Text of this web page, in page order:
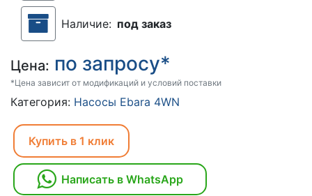
Наличие: под заказ
Цена: по запросу*
*Цена зависит от модификаций и условий поставки
Категория: Насосы Ebara 4WN
Купить в 1 клик
Написать в WhatsApp